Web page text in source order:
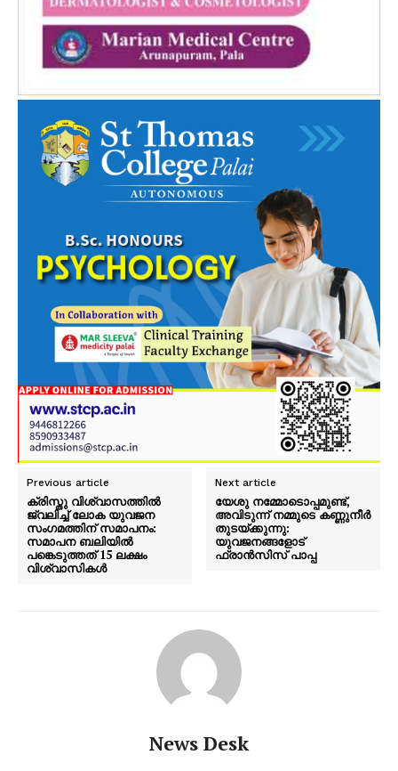
PALA VISION
Previous article
ക്രിസ്തു വിശ്വാസത്തില്‍
ജ്വലിച്ച് ലോക യുവജന
സംഗമത്തിന് സമാപനം:
സമാപന ബലിയില്‍
പങ്കെടുത്തത് 15 ലക്ഷം
വിശ്വാസികള്‍
Next article
യേശു നമ്മോടൊപ്പമുണ്ട്,
അവിടുന്ന് നമ്മുടെ കണ്ണുനീർ
തുടയ്ക്കുന്നു:
യുവജനങ്ങളോട്
ഫ്രാന്‍സിസ് പാപ്പ
News Desk